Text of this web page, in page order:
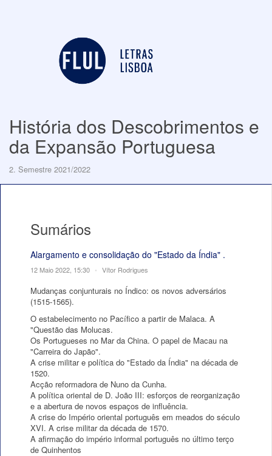
História dos Descobrimentos e
da Expansão Portuguesa
2. Semestre 2021/2022
Sumários
Alargamento e consolidação do "Estado da Índia" .
12 Maio 2022, 15:30 • Vítor Rodrigues
Mudanças conjunturais no Índico: os novos adversários
(1515-1565).
O estabelecimento no Pacífico a partir de Malaca. A
"Questão das Molucas.
Os Portugueses no Mar da China. O papel de Macau na
"Carreira do Japão".
A crise militar e política do "Estado da Índia" na década de
1520.
Acção reformadora de Nuno da Cunha.
A política oriental de D. João III: esforços de reorganização
e a abertura de novos espaços de influência.
A crise do Império oriental português em meados do século
XVI. A crise militar da década de 1570.
A afirmação do império informal português no último terço
de Quinhentos